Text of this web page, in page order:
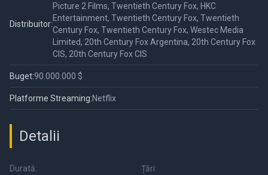
Distribuitor:
Picture 2 Films, Twentieth Century Fox, HKC
Entertainment, Twentieth Century Fox, Twentieth
Century Fox, Twentieth Century Fox, Westec Media
Limited, 20th Century Fox Argentina, 20th Century Fox
CIS, 20th Century Fox CIS
Buget:90.000.000 $
Platforme Streaming:Netflix
Detalii
Durată:
Țări: